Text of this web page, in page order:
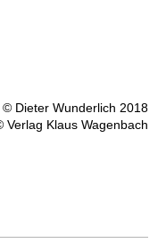
Dieter Wunderlich 2018
Verlag Klaus Wagenbach